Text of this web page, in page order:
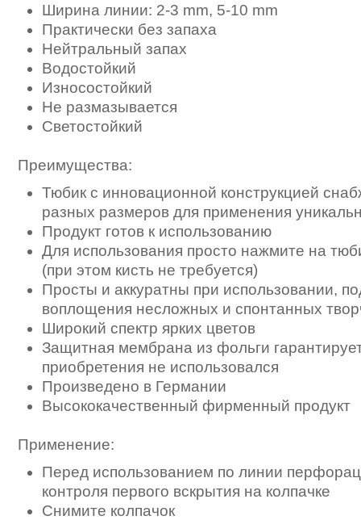
Ширина линии: 2-3 mm, 5-10 mm
Практически без запаха
Нейтральный запах
Водостойкий
Износостойкий
Не размазывается
Светостойкий
Преимущества:
Тюбик с инновационной конструкцией
разных размеров для применения
Продукт готов к использованию
Для использования просто нажмите на
(при этом кисть не требуется)
Просты и аккуратны при использовании,
воплощения несложных и спонтанных
Широкий спектр ярких цветов
Защитная мембрана из фольги
приобретения не использовался
Произведено в Германии
Высококачественный фирменный продукт
Применение:
Перед использованием по линии
контроля первого вскрытия на колпачке
Снимите колпачок